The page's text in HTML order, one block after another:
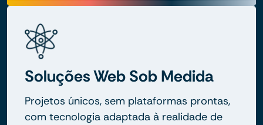
Soluções Web Sob Medida
Projetos únicos, sem plataformas prontas,
com tecnologia adaptada à realidade de